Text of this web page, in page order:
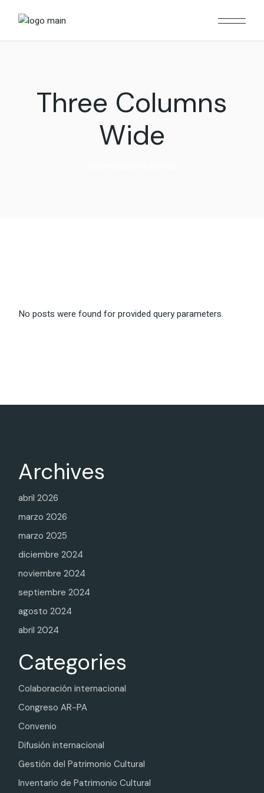
Three Columns
Wide
No posts were found for provided query parameters.
Archives
abril 2026
marzo 2026
marzo 2025
diciembre 2024
noviembre 2024
septiembre 2024
agosto 2024
abril 2024
Categories
Colaboración internacional
Congreso AR-PA
Convenio
Difusión internacional
Gestión del Patrimonio Cultural
Inventario de Patrimonio Cultural